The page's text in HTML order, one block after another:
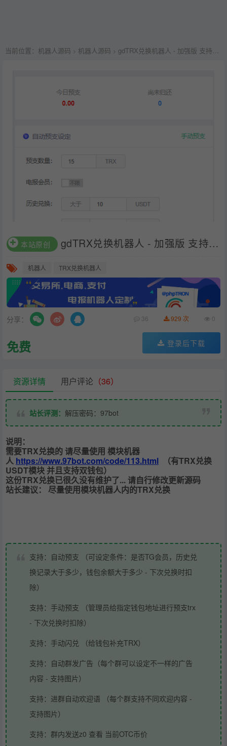
当前位置： 机器人源码 > 机器人源码 > gdTRX兑换机器人 - 加强版 支持闪兑,支持预支
本站原创 gdTRX兑换机器人 - 加强版 支持闪兑,支持预支
机器人 TRX兑换机器人
分享： 0
929 次
36
免费 登录后下载
资源详情 用户评论 （36）
站长评测： 解压密码：97bot
说明：
需要TRX兑换的 请尽量使用 模块机器
人 https://www.97bot.com/code/113.html （有TRX兑换
USDT模块 并且支持双钱包）
这份TRX兑换已很久没有维护了... 请自行修改更新源码
站长建议： 尽量使用模块机器人内的TRX兑换
支持：自动预支 （可设定条件：是否TG会员，历史兑
换记录大于多少，钱包余额大于多少 - 下次兑换时扣
除）
支持：手动预支 （管理员给指定钱包地址进行预支trx
- 下次兑换时扣除）
支持：手动闪兑 （给钱包补充TRX）
支持：自动群发广告（每个群可以设定不一样的广告
内容 - 支持图片）
支持：进群自动欢迎语 （每个群支持不同欢迎内容 -
支持图片）
支持：群内发送z0 查看 当前OTC币价